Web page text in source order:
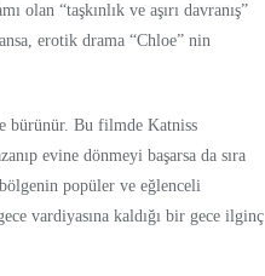
olan “taşkınlık ve aşırı davranış”
erotik drama “Chloe” nin
bürünür. Bu filmde Katniss
evine dönmeyi başarsa da sıra
popüler ve eğlenceli
vardiyasına kaldığı bir gece ilginç